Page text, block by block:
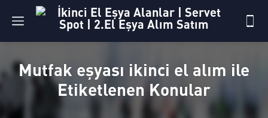
Mutfak eşyası ikinci el alım ile
Etiketlenen Konular